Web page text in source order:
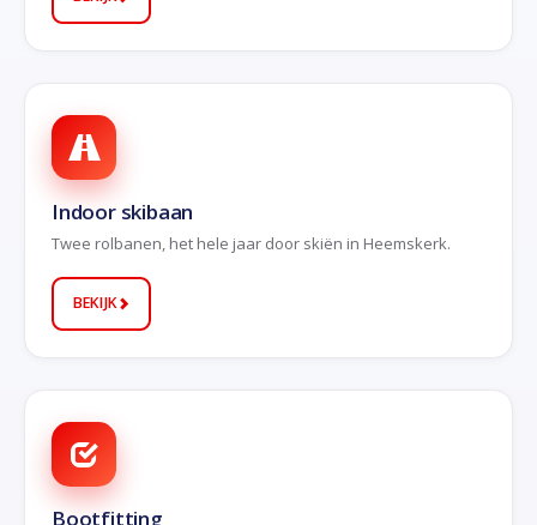
Indoor skibaan
Twee rolbanen, het hele jaar door skiën in Heemskerk.
BEKIJK
Bootfitting